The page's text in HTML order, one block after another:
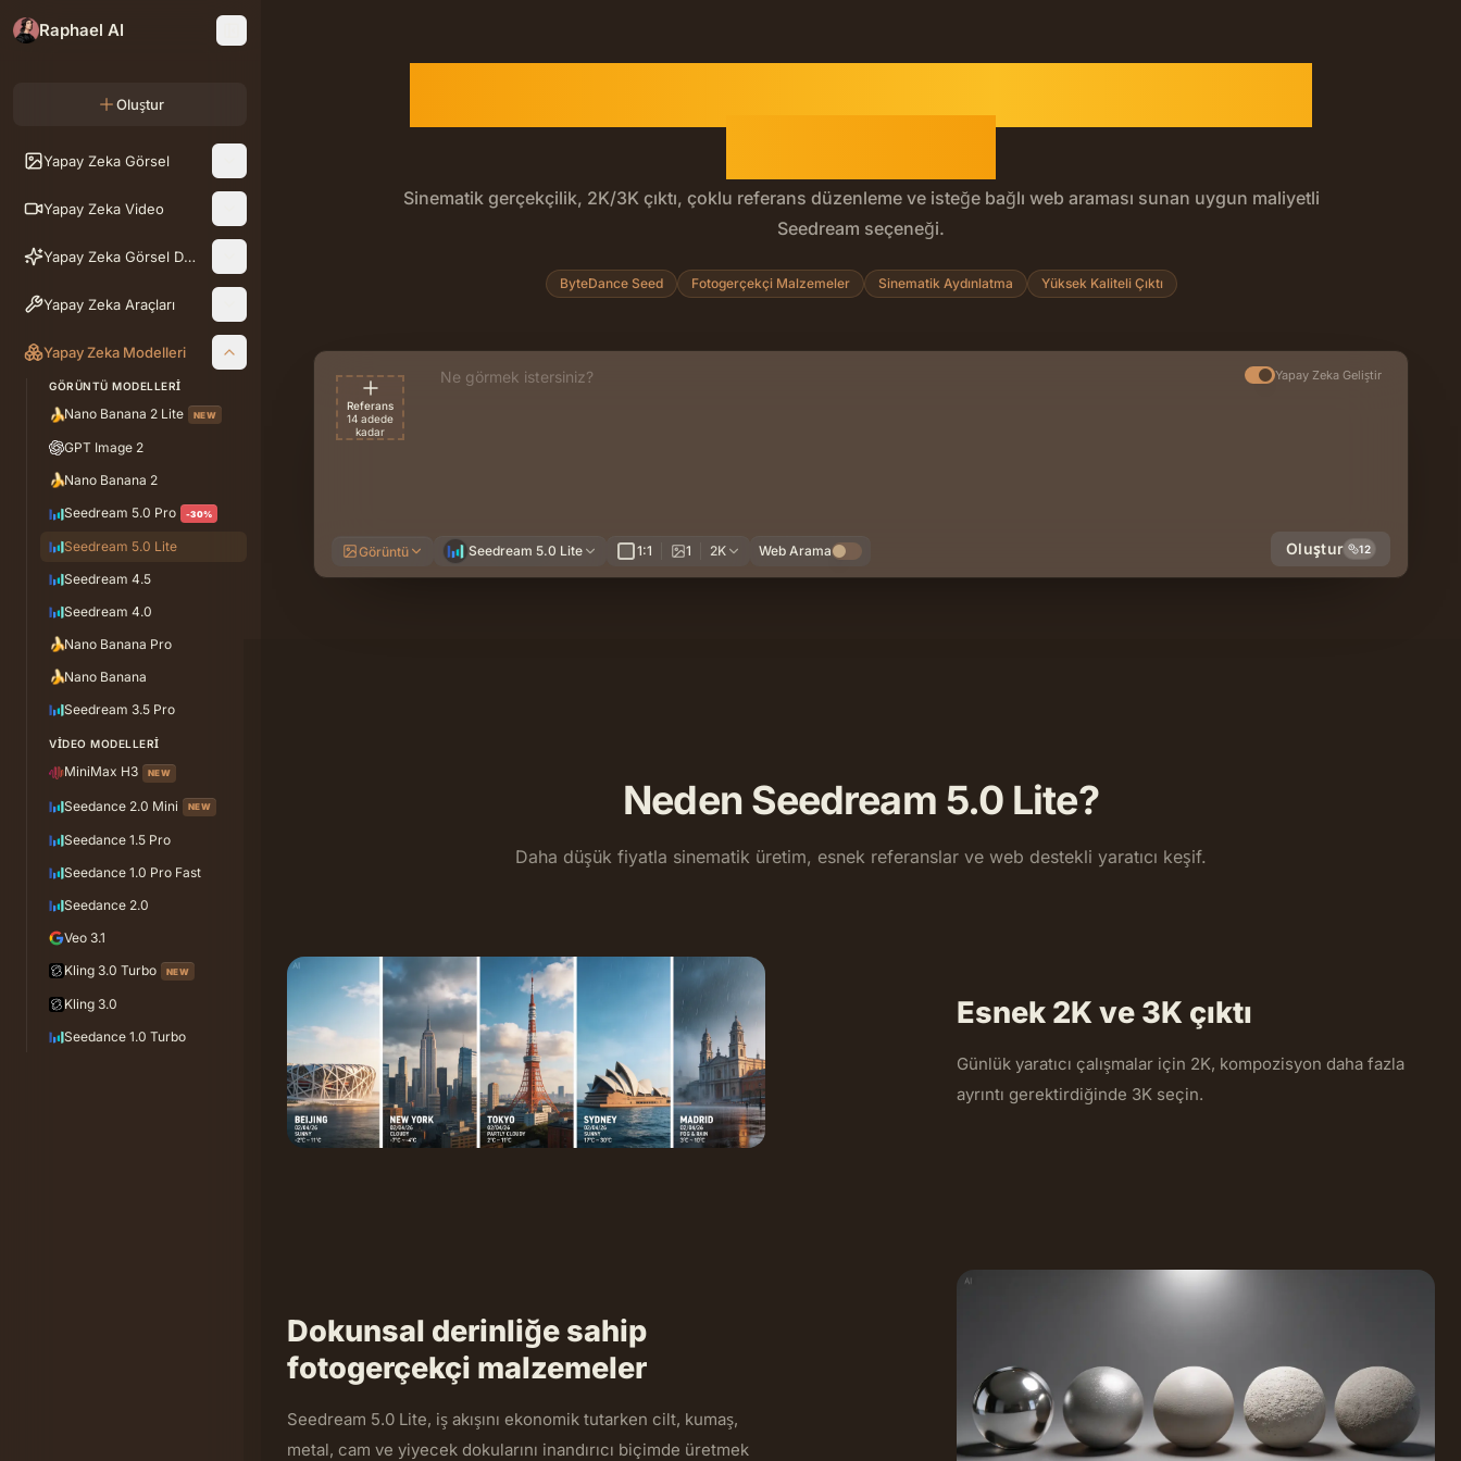
Raphael AI
Oluştur
Yapay Zeka Görsel
Yapay Zeka Video
Yapay Zeka Görsel Düzenleme
Yapay Zeka Araçları
Yapay Zeka Modelleri
GÖRÜNTÜ MODELLERI
🍌Nano Banana 2 Lite NEW
GPT Image 2
🍌Nano Banana 2
Seedream 5.0 Pro
-30%
Seedream 5.0 Lite
Seedream 4.5
Seedream 4.0
🍌Nano Banana Pro
🍌Nano Banana
Seedream 3.5 Pro
VIDEO MODELLERI
MiniMax H3 NEW
Seedance 2.0 Mini NEW
Seedance 1.5 Pro
Seedance 1.0 Pro Fast
Seedance 2.0
Veo 3.1
Kling 3.0 Turbo
NEW
Kling 3.0
Seedance 1.0 Turbo
Sinematik gerçekçilik, 2K/3K çıktı, çoklu referans düzenleme ve isteğe bağlı web araması sunan uygun maliyetli
Seedream seçeneği.
ByteDance Seed Fotogerçekçi Malzemeler Sinematik Aydınlatma Yüksek Kaliteli Çıktı
Referans
14 adede
kadar
Açıklama istemi Yapay Zeka Geliştir
Görüntü Seedream 5.0 Lite 1:1 1 2K Web Arama Oluştur 12
Neden Seedream 5.0 Lite?
Daha düşük fiyatla sinematik üretim, esnek referanslar ve web destekli yaratıcı keşif.
Esnek 2K ve 3K çıktı
Günlük yaratıcı çalışmalar için 2K, kompozisyon daha fazla
ayrıntı gerektirdiğinde 3K seçin.
Dokunsal derinliğe sahip
fotogerçekçi malzemeler
Seedream 5.0 Lite, iş akışını ekonomik tutarken cilt, kumaş,
metal, cam ve yiyecek dokularını inandırıcı biçimde üretmek